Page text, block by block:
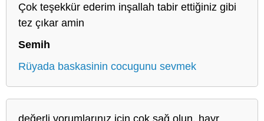
Çok teşekkür ederim inşallah tabir ettiğiniz gibi
tez çıkar amin
Semih
Rüyada baskasinin cocugunu sevmek
değerli yorumlarınız için çok sağ olun. hayr